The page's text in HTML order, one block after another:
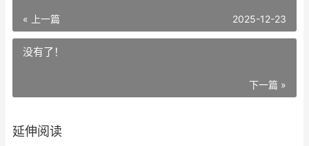
« 上一篇 2025-12-23
没有了！
下一篇 »
延伸阅读